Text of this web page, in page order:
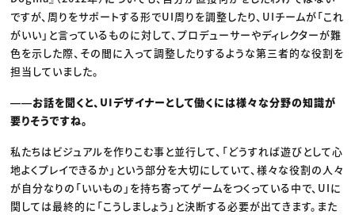
ですが、周りをサポートする形でUI周りを調整したり、UIチームが「これ
がいい」と言っているものに対して、プロデューサーやディレクターが難
色を示した際、その間に入って調整したりするような第三者的な役割を
担当していました。
――お話を聞くと、UIデザイナーとして働くには様々な分野の知識が
要りそうですね。
私たちはビジュアルを作りこむ事と並行して、「どうすれば遊びとして心
地よくプレイできるか」という部分を大切にしていて、様々な役割の人々
が自分なりの「いいもの」を持ち寄ってゲームをつくっている中で、UIに
関しては最終的に「こうしましょう」と決断する必要が出てきます。また